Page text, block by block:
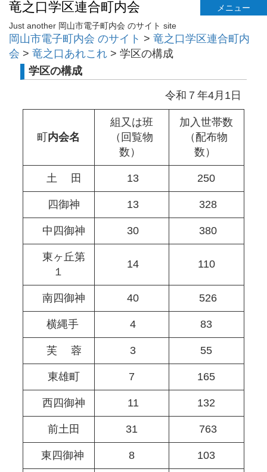
竜之口学区連合町内会
メニュー
Just another 岡山市電子町内会 のサイト site
岡山市電子町内会 のサイト > 竜之口学区連合町内
会 > 竜之口あれこれ > 学区の構成
学区の構成
令和７年4月1日
町内会名
組又は班
（回覧物
数）
加入世帯数
（配布物
数）
土 田 13 250
四御神 13 328
中四御神 30 380
東ヶ丘第
１
14 110
南四御神 40 526
横縄手 4 83
芙 蓉 3 55
東雄町 7 165
西四御神 11 132
前土田 31 763
東四御神 8 103